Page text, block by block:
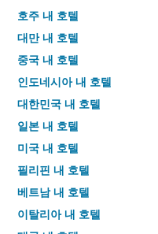
호주 내 호텔
대만 내 호텔
중국 내 호텔
인도네시아 내 호텔
대한민국 내 호텔
일본 내 호텔
미국 내 호텔
필리핀 내 호텔
베트남 내 호텔
이탈리아 내 호텔